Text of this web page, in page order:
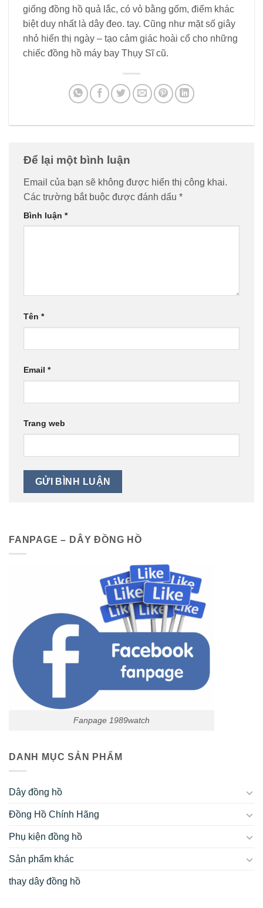
giống đồng hồ quả lắc, có vỏ bằng gốm, điểm khác
biệt duy nhất là dây đeo. tay. Cũng như mặt số giây
nhỏ hiển thị ngày – tạo cảm giác hoài cổ cho những
chiếc đồng hồ máy bay Thụy Sĩ cũ.
Để lại một bình luận
Email của bạn sẽ không được hiển thị công khai.
Các trường bắt buộc được đánh dấu *
Bình luận *
Tên *
Email *
Trang web
FANPAGE – DÂY ĐỒNG HỒ
Fanpage 1989watch
DANH MỤC SẢN PHẨM
Dây đồng hồ
Đồng Hồ Chính Hãng
Phụ kiện đồng hồ
Sản phẩm khác
thay dây đồng hồ